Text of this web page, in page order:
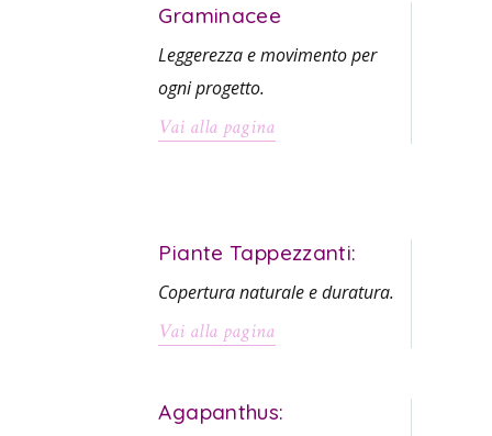
Graminacee
Leggerezza e movimento per
ogni progetto.
Vai alla pagina
Piante Tappezzanti:
Copertura naturale e duratura.
Vai alla pagina
Agapanthus: